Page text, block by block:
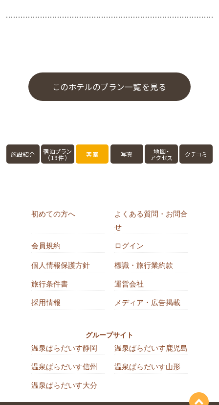
このホテルのプラン一覧を見る
施設紹介 宿泊プラン
（19件） 客室 写真 地図・
アクセス クチコミ
初めての方へ
よくある質問・お問合
せ
会員規約 ログイン
個人情報保護方針 標識・旅行業約款
旅行条件書 運営会社
採用情報 メディア・広告掲載
グループサイト
温泉ぱらだいす静岡 温泉ぱらだいす鹿児島
温泉ぱらだいす信州 温泉ぱらだいす山形
温泉ぱらだいす大分